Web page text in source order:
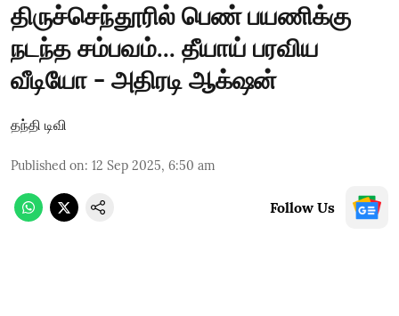
திருச்செந்தூரில் பெண் பயணிக்கு
நடந்த சம்பவம்... தீயாய் பரவிய
வீடியோ - அதிரடி ஆக்‌ஷன்
தந்தி டிவி
Published on: 12 Sep 2025, 6:50 am
Follow Us